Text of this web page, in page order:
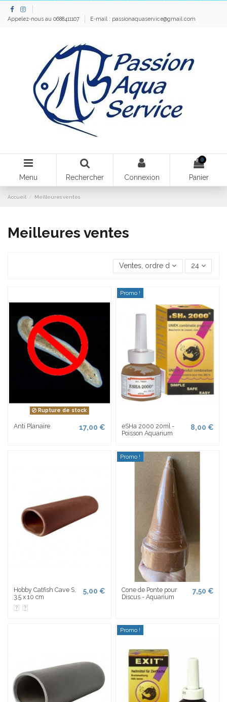
Appelez-nous au 0688411107 E-mail : passionaquaservice@gmail.com
Menu Rechercher Connexion
0
Panier
Accueil Meilleures ventes
Meilleures ventes
Ventes, ordre décroissant
24
Rupture de stock
Anti Planaire 17,00 €
Promo !
eSHa 2000 20ml -
Poisson Aquarium
8,00 €
Hobby Catfish Cave S,
3.5 x 10 cm
5,00 €
Promo !
Cone de Ponte pour
Discus - Aquarium
7,50 €
Promo !